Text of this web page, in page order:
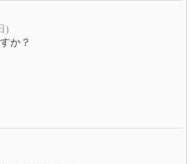
)
か？